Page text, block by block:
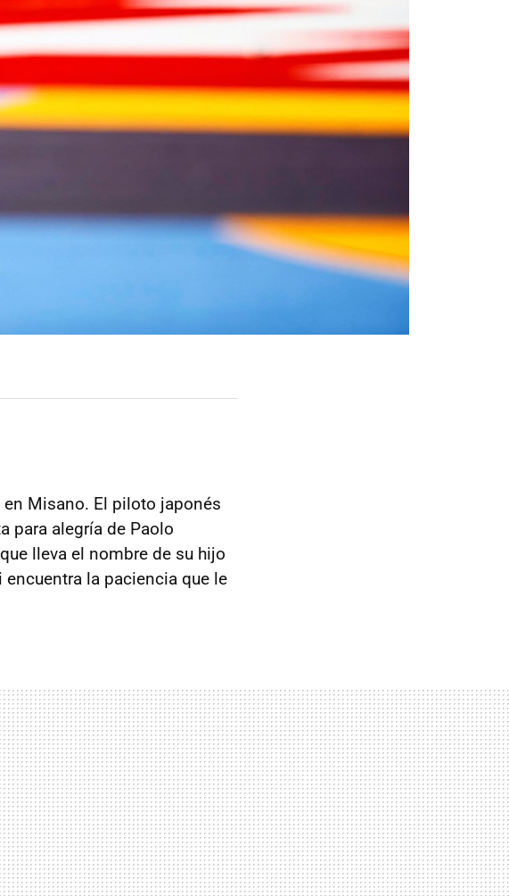
en Misano. El piloto japonés
para alegría de Paolo
lleva el nombre de su hijo
la paciencia que le